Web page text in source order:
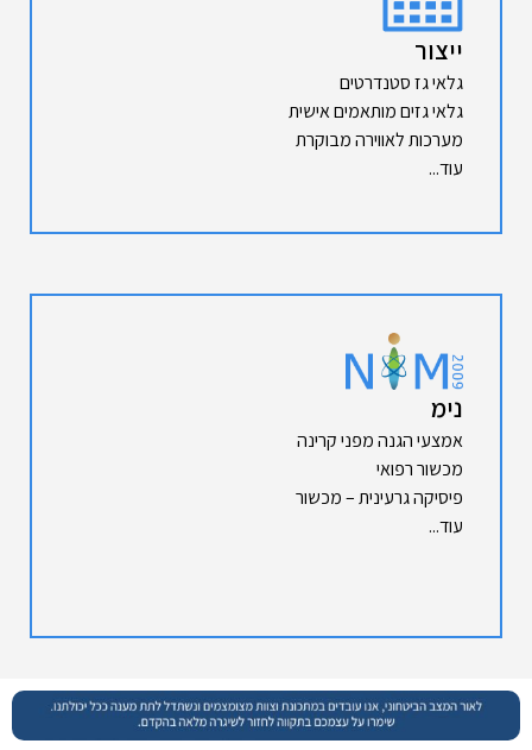
ייצור
גלאי גז סטנדרטים
גלאי גזים מותאמים אישית
מערכות לאווירה מבוקרת
עוד...
נימ
אמצעי הגנה מפני קרינה
מכשור רפואי
פיסיקה גרעינית – מכשור
עוד...